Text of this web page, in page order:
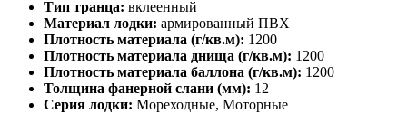
Тип транца: вклеенный
Материал лодки: армированный ПВХ
Плотность материала (г/кв.м): 1200
Плотность материала днища (г/кв.м): 1200
Плотность материала баллона (г/кв.м): 1200
Толщина фанерной слани (мм): 12
Серия лодки: Мореходные, Моторные